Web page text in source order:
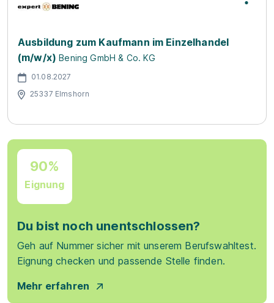
Ausbildung zum Kaufmann im Einzelhandel
(m/w/x) Bening GmbH & Co. KG
01.08.2027
25337 Elmshorn
90%
Eignung
Du bist noch unentschlossen?
Geh auf Nummer sicher mit unserem Berufswahltest.
Eignung checken und passende Stelle finden.
Mehr erfahren